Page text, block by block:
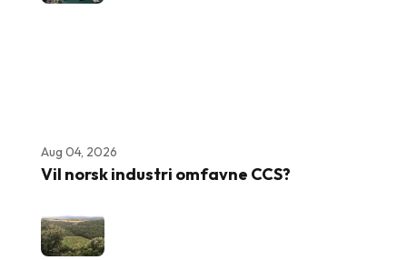
Aug 04, 2026
Vil norsk industri omfavne CCS?